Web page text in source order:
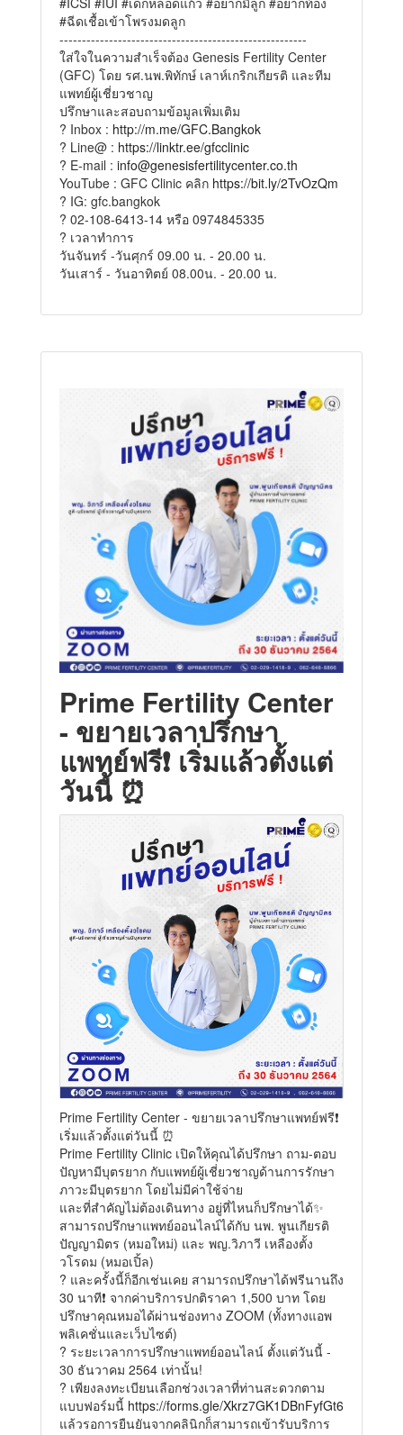
#ฉีดเชื้อเข้าโพรงมดลูก
-------------------------------------------------------
ใส่ใจในความสำเร็จต้อง Genesis Fertility Center
(GFC) โดย รศ.นพ.พิทักษ์ เลาห์เกริกเกียรติ และทีม
แพทย์ผู้เชี่ยวชาญ
ปรึกษาและสอบถามข้อมูลเพิ่มเติม
? Inbox : http://m.me/GFC.Bangkok
? Line@ : https://linktr.ee/gfcclinic
? E-mail : info@genesisfertilitycenter.co.th
YouTube : GFC Clinic คลิก https://bit.ly/2TvOzQm
? IG: gfc.bangkok
? 02-108-6413-14 หรือ 0974845335
? เวลาทำการ
วันจันทร์ -วันศุกร์ 09.00 น. - 20.00 น.
วันเสาร์ - วันอาทิตย์ 08.00น. - 20.00 น.
Prime Fertility Center
- ขยายเวลาปรึกษา
แพทย์ฟรี❗ เริ่มแล้วตั้งแต่
วันนี้ ⏰
Prime Fertility Center - ขยายเวลาปรึกษาแพทย์ฟรี❗
เริ่มแล้วตั้งแต่วันนี้ ⏰
Prime Fertility Clinic เปิดให้คุณได้ปรึกษา ถาม-ตอบ
ปัญหามีบุตรยาก กับแพทย์ผู้เชี่ยวชาญด้านการรักษา
ภาวะมีบุตรยาก โดยไม่มีค่าใช้จ่าย
และที่สำคัญไม่ต้องเดินทาง อยู่ที่ไหนก็ปรึกษาได้✨
สามารถปรึกษาแพทย์ออนไลน์ได้กับ นพ. พูนเกียรติ
ปัญญามิตร (หมอใหม่) และ พญ.วิภาวี เหลืองตั้ง
วโรดม (หมอเปิ้ล)
? และครั้งนี้ก็อีกเช่นเคย สามารถปรึกษาได้ฟรีนานถึง
30 นาที❗ จากค่าบริการปกติราคา 1,500 บาท โดย
ปรึกษาคุณหมอได้ผ่านช่องทาง ZOOM (ทั้งทางแอพ
พลิเคชั่นและเว็บไซต์)
? ระยะเวลาการปรึกษาแพทย์ออนไลน์ ตั้งแต่วันนี้ -
30 ธันวาคม 2564 เท่านั้น!
? เพียงลงทะเบียนเลือกช่วงเวลาที่ท่านสะดวกตาม
แบบฟอร์มนี้ https://forms.gle/Xkrz7GK1DBnFyfGt6
แล้วรอการยืนยันจากคลินิกก็สามารถเข้ารับบริการ